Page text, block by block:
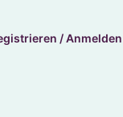
/ Anmelden